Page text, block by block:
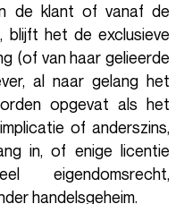
de klant of vanaf de
blijft het de exclusieve
(of van haar gelieerde
al naar gelang het
opgevat als het
of anderszins,
in, of enige licentie
eigendomsrecht,
handelsgeheim.